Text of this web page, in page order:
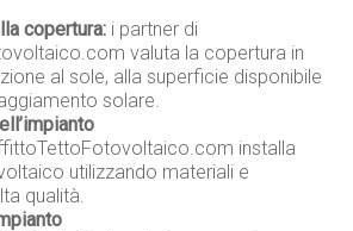
copertura: i partner di
valuta la copertura in
al sole, alla superficie disponibile
solare.
installa
utilizzando materiali e
qualità.